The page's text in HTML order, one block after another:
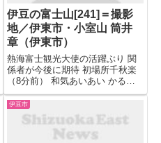
伊豆の富士山[241]＝撮影
地／伊東市・小室山 筒井
章（伊東市）
熱海富士観光大使の活躍ぶり 関
係者が今後に期待 初場所千秋楽
（8分前） 和気あいあい かるた
大会に３０人 熱海市文連 （8分
前） 散策路であたみ桜楽しむ ２
月８日までイベント―熱海市 （8
分前） 名称は喜縁子丑會 厄年奉
賛会が設立総会 熱...
伊豆市